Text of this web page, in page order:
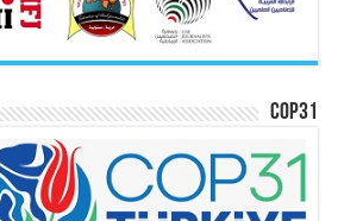
COP31